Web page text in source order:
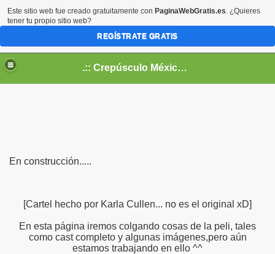
.:: Crepúsculo México ::.
En construcción.....
[Cartel hecho por Karla Cullen... no es el original xD]
En esta página iremos colgando cosas de la peli, tales
como cast completo y algunas imágenes,pero aún
estamos trabajando en ello ^^
Este sitio web fue creado gratuitamente con PaginaWebGratis.es. ¿Quieres
tener tu propio sitio web?
REGÍSTRATE GRATIS